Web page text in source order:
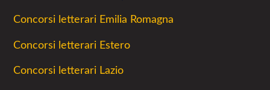
Concorsi letterari Emilia Romagna
Concorsi letterari Estero
Concorsi letterari Lazio